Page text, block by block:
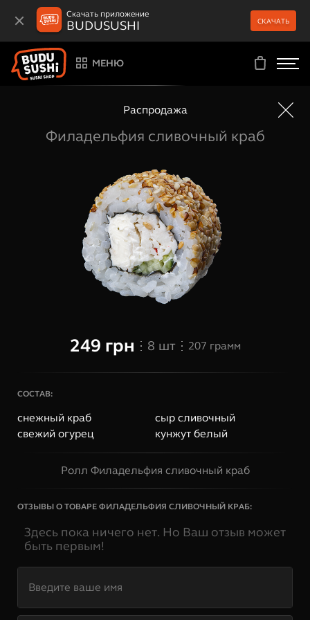
Скачать приложение
BUDUSUSHI СКАЧАТЬ
МЕНЮ
Распродажа
Филадельфия сливочный краб
249 грн 8 шт 207 грамм
СОСТАВ:
снежный краб
сыр сливочный
свежий огурец
кунжут белый
Ролл Филадельфия сливочный краб
ОТЗЫВЫ О ТОВАРЕФИЛАДЕЛЬФИЯ СЛИВОЧНЫЙ КРАБ:
Здесь пока ничего нет. Но Ваш отзыв может
быть первым!